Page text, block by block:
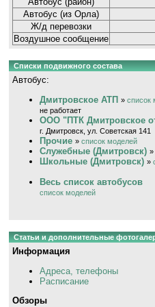
Автобус (из Орла)
Ж/д перевозки
Воздушное сообщение
Списки подвижного состава
Автобус:
Дмитровское АТП » список
не работает
ООО "ПТК Дмитровское
г. Дмитровск, ул. Советская 141
Прочие » список моделей
Служебные (Дмитровск) »
Школьные (Дмитровск) »
Весь список автобусов
список моделей
Статьи и дополнительные
Информация
Адреса, телефоны
Расписание
Обзоры